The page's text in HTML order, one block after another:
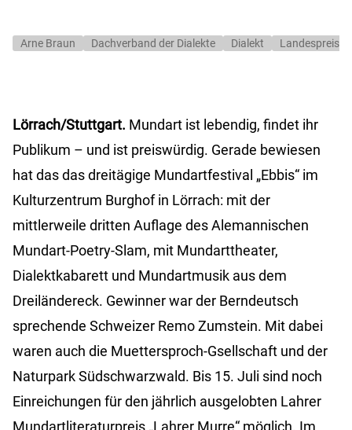
Arne Braun Dachverband der Dialekte Dialekt Landespreis
Lörrach/Stuttgart. Mundart ist lebendig, findet ihr
Publikum – und ist preiswürdig. Gerade bewiesen
hat das das dreitägige Mundartfestival „Ebbis“ im
Kulturzentrum Burghof in Lörrach: mit der
mittlerweile dritten Auflage des Alemannischen
Mundart-Poetry-Slam, mit Mundarttheater,
Dialektkabarett und Mundartmusik aus dem
Dreiländereck. Gewinner war der Berndeutsch
sprechende Schweizer Remo Zumstein. Mit dabei
waren auch die Muettersproch-Gsellschaft und der
Naturpark Südschwarzwald. Bis 15. Juli sind noch
Einreichungen für den jährlich ausgelobten Lahrer
Mundartliteraturpreis „Lahrer Murre“ möglich. Im